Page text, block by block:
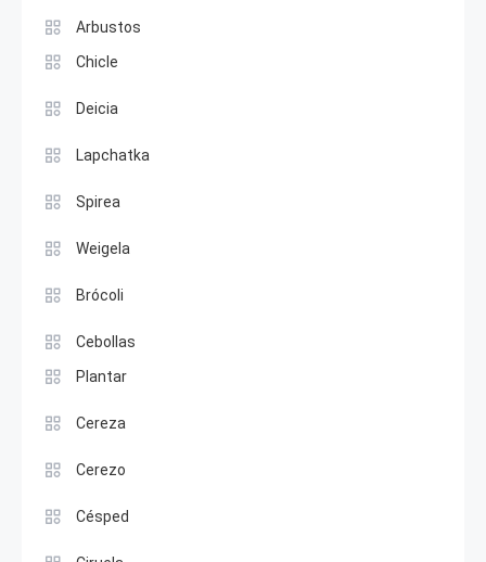
Arbustos
Chicle
Deicia
Lapchatka
Spirea
Weigela
Brócoli
Cebollas
Plantar
Cereza
Cerezo
Césped